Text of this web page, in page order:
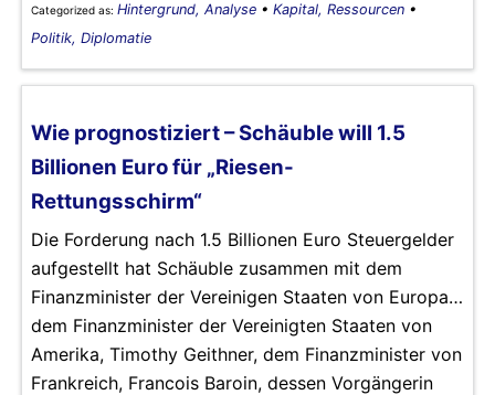
Categorized as: Hintergrund, Analyse • Kapital, Ressourcen •
Politik, Diplomatie
Wie prognostiziert – Schäuble will 1.5
Billionen Euro für „Riesen-
Rettungsschirm“
Die Forderung nach 1.5 Billionen Euro Steuergelder
aufgestellt hat Schäuble zusammen mit dem
Finanzminister der Vereinigen Staaten von Europa…
dem Finanzminister der Vereinigten Staaten von
Amerika, Timothy Geithner, dem Finanzminister von
Frankreich, Francois Baroin, dessen Vorgängerin